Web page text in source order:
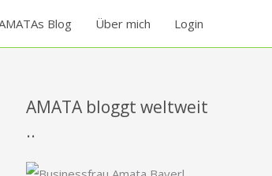
Blog Über mich Login
AMATA bloggt weltweit
..